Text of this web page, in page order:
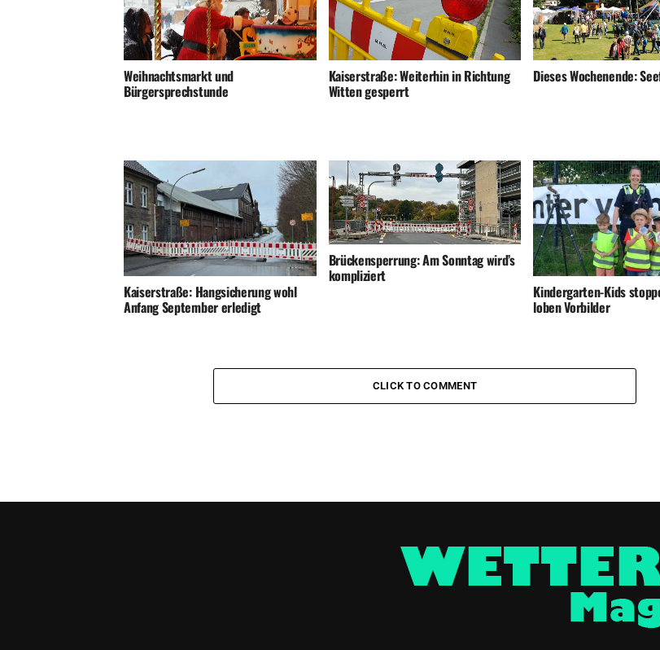
Weihnachtsmarkt und
Bürgersprechstunde
Kaiserstraße: Weiterhin in Richtung
Witten gesperrt
Dieses Wochenende:
Kaiserstraße: Hangsicherung wohl
Anfang September erledigt
Brückensperrung: Am Sonntag wird’s
kompliziert
Kindergarten-Kids
loben Vorbilder
CLICK TO COMMENT